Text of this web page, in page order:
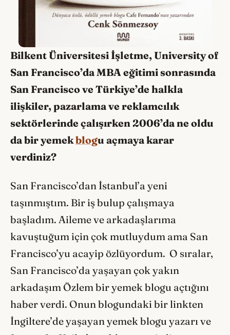
Bilkent Üniversitesi İşletme, University of
San Francisco’da MBA eğitimi sonrasında
San Francisco ve Türkiye’de halkla
ilişkiler, pazarlama ve reklamcılık
sektörlerinde çalışırken 2006’da ne oldu
da bir yemekblogu açmaya karar
verdiniz?
San Francisco’dan İstanbul’a yeni
taşınmıştım. Bir iş bulup çalışmaya
başladım. Aileme ve arkadaşlarıma
kavuştuğum için çok mutluydum ama San
Francisco’yu acayip özlüyordum. O sıralar,
San Francisco’da yaşayan çok yakın
arkadaşım Özlem bir yemek blogu açtığını
haber verdi. Onun blogundaki bir linkten
İngiltere’de yaşayan yemek blogu yazarı ve